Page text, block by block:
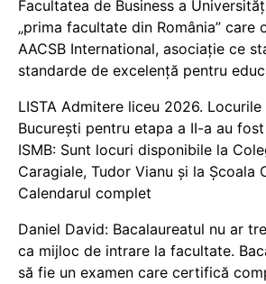
Facultatea de Business a
„prima facultate din România” care
AACSB International, asociație ce
standarde de excelență pentru
LISTA Admitere liceu 2026.
București pentru etapa a II-a au
ISMB: Sunt locuri disponibile la
Caragiale, Tudor Vianu și la Școala
Calendarul complet
Daniel David: Bacalaureatul nu ar
ca mijloc de intrare la facultate.
să fie un examen care certifică